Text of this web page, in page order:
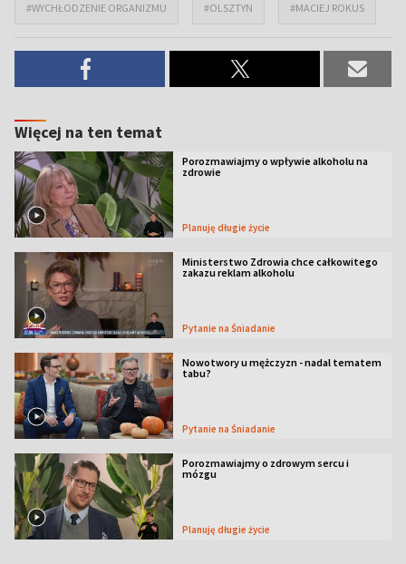
#WYCHŁODZENIE ORGANIZMU #OLSZTYN #MACIEJ ROKUS
Więcej na ten temat
Porozmawiajmy o wpływie alkoholu na
zdrowie
Planuję długie życie
Ministerstwo Zdrowia chce całkowitego
zakazu reklam alkoholu
Pytanie na Śniadanie
Nowotwory u mężczyzn - nadal tematem
tabu?
Pytanie na Śniadanie
Porozmawiajmy o zdrowym sercu i
mózgu
Planuję długie życie